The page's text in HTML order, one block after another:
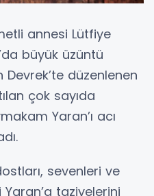
annesi Lütfiye
büyük üzüntü
düzenlenen
çok sayıda
Yaran’ı acı
sevenleri ve
taziyelerini